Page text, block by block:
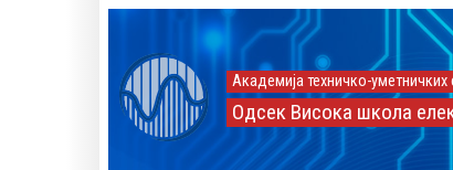
Академија техничко-уметничких
Одсек Висока школа